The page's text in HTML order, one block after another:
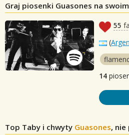
Graj piosenki Guasones na
55
(
14
Top Taby i chwyty Guasones,